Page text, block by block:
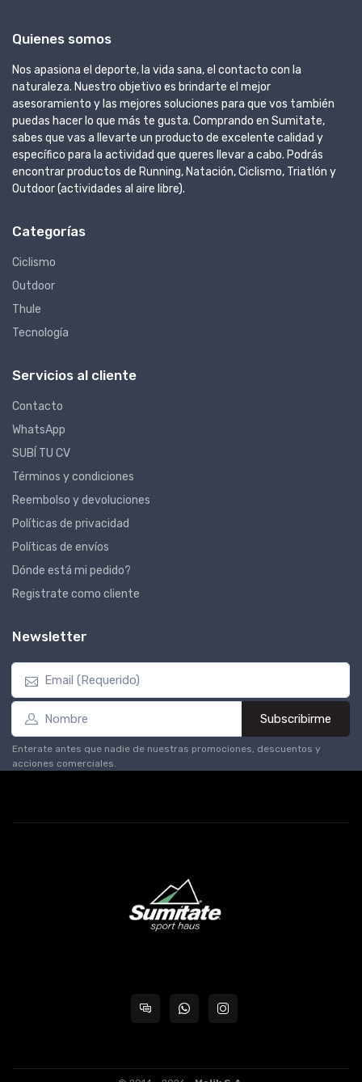
Quienes somos
Nos apasiona el deporte, la vida sana, el contacto con la
naturaleza. Nuestro objetivo es brindarte el mejor
asesoramiento y las mejores soluciones para que vos también
puedas hacer lo que más te gusta. Comprando en Sumitate,
sabes que vas a llevarte un producto de excelente calidad y
específico para la actividad que queres llevar a cabo. Podrás
encontrar productos de Running, Natación, Ciclismo, Triatlón y
Outdoor (actividades al aire libre).
Categorías
Ciclismo
Outdoor
Thule
Tecnología
Servicios al cliente
Contacto
WhatsApp
SUBÍ TU CV
Términos y condiciones
Reembolso y devoluciones
Políticas de privacidad
Políticas de envíos
Dónde está mi pedido?
Registrate como cliente
Newsletter
Subscribirme
Enterate antes que nadie de nuestras promociones, descuentos y
acciones comerciales.